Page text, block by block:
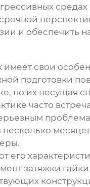
и обеспечить
имеет свои
подготовки
но их несущая
часто
его
затяжки